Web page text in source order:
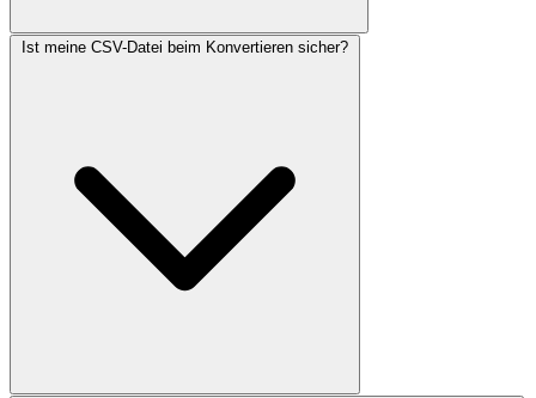
Ist meine CSV-Datei beim Konvertieren sicher?